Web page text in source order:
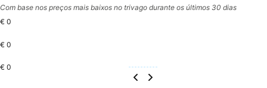
Com base nos preços mais baixos no trivago durante os últimos 30 dias
€ 0
€ 0
€ 0